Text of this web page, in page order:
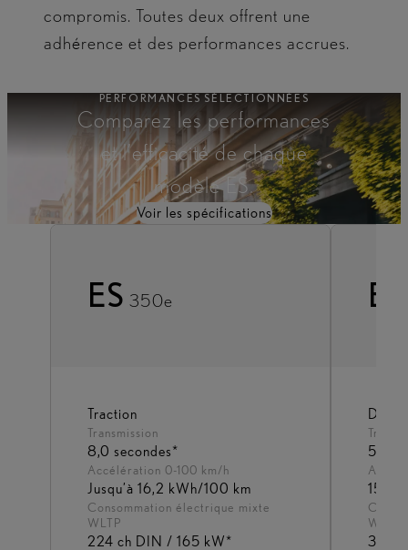
compromis. Toutes deux offrent une
adhérence et des performances accrues.
Comparez les performances
et l’efficacité de chaque
modèle ES.
PERFORMANCES SÉLECTIONNÉES
Voir les spécifications
ES 350e
Transmission
Traction
Accélération 0-100 km/h
8,0 secondes*
Consommation électrique mixte
WLTP
Jusqu’à 16,2 kWh/100 km
224 ch DIN / 165 kW*
ES
5,5
WLTP
15,8
343